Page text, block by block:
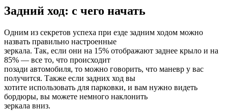
Задний ход: с чего начать
Одним из секретов успеха при езде задним ходом можно
назвать правильно настроенные
зеркала. Так, если они на 15% отображают заднее крыло и на
85% — все то, что происходит
позади автомобиля, то можно говорить, что маневр у вас
получится. Также если задних ход вы
хотите использовать для парковки, и вам нужно видеть
бордюры, вы можете немного наклонить
зеркала вниз.